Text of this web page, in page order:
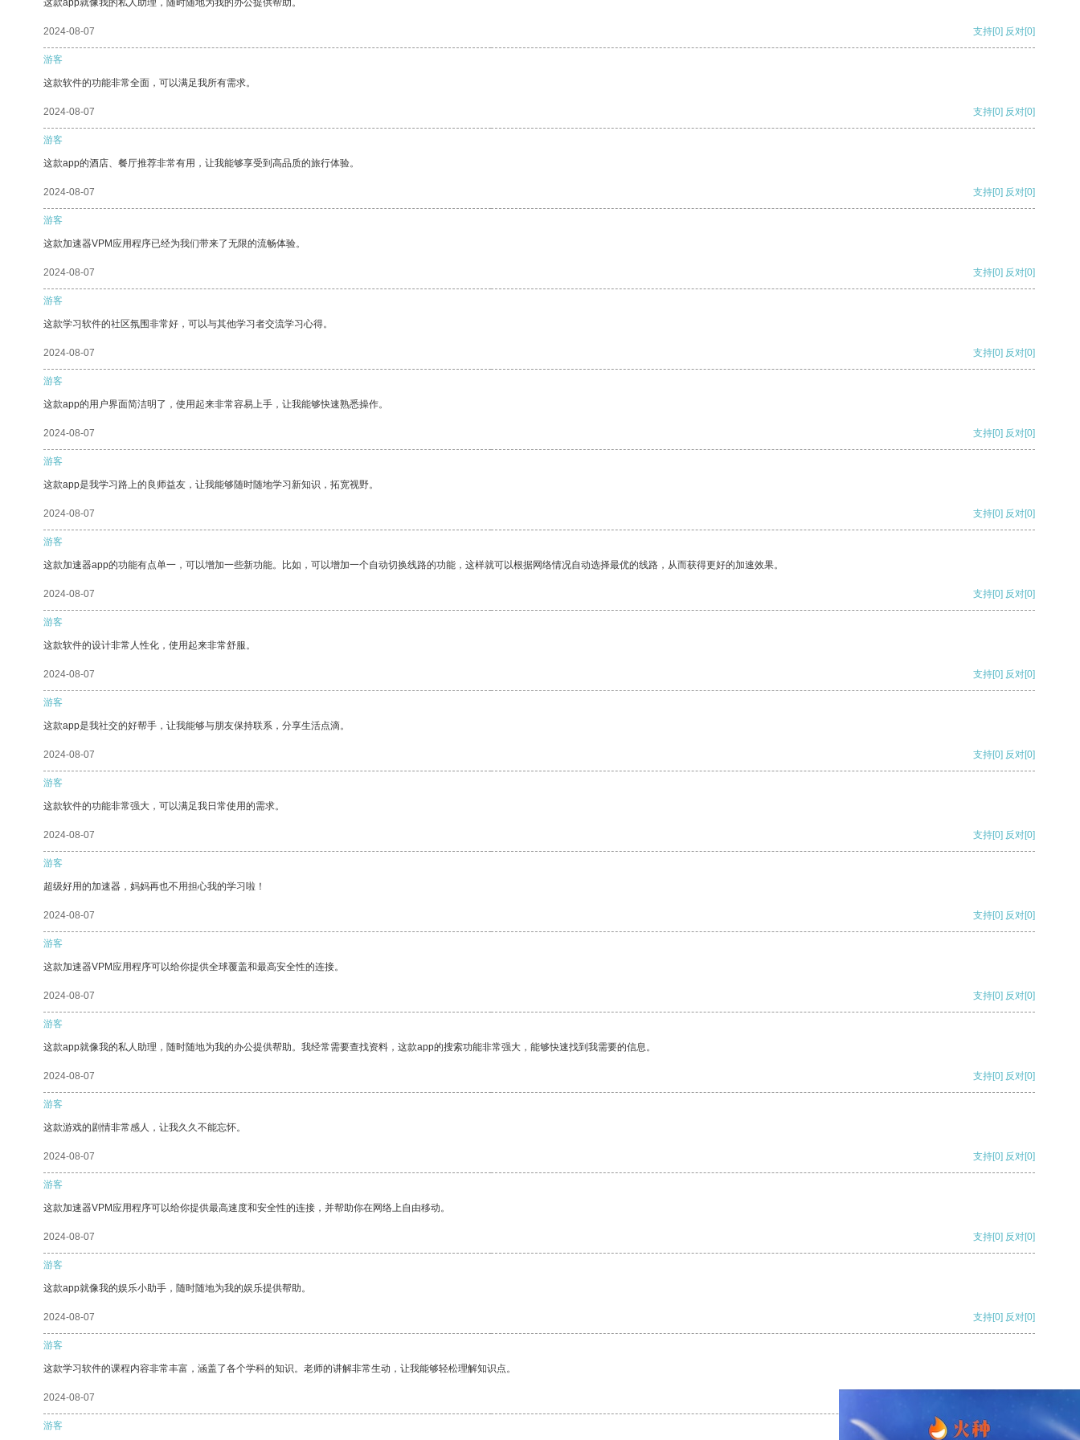
这款app就像我的私人助理，随时随地为我的办公提供帮助。
2024-08-07 支持[0] 反对[0]
游客
这款软件的功能非常全面，可以满足我所有需求。
2024-08-07 支持[0] 反对[0]
游客
这款app的酒店、餐厅推荐非常有用，让我能够享受到高品质的旅行体验。
2024-08-07 支持[0] 反对[0]
游客
这款加速器VPM应用程序已经为我们带来了无限的流畅体验。
2024-08-07 支持[0] 反对[0]
游客
这款学习软件的社区氛围非常好，可以与其他学习者交流学习心得。
2024-08-07 支持[0] 反对[0]
游客
这款app的用户界面简洁明了，使用起来非常容易上手，让我能够快速熟悉操作。
2024-08-07 支持[0] 反对[0]
游客
这款app是我学习路上的良师益友，让我能够随时随地学习新知识，拓宽视野。
2024-08-07 支持[0] 反对[0]
游客
这款加速器app的功能有点单一，可以增加一些新功能。比如，可以增加一个自动切换线路的功能，这样就可以根据网络情况自动选择最优的线路，从而获得更好的加速效果。
2024-08-07 支持[0] 反对[0]
游客
这款软件的设计非常人性化，使用起来非常舒服。
2024-08-07 支持[0] 反对[0]
游客
这款app是我社交的好帮手，让我能够与朋友保持联系，分享生活点滴。
2024-08-07 支持[0] 反对[0]
游客
这款软件的功能非常强大，可以满足我日常使用的需求。
2024-08-07 支持[0] 反对[0]
游客
超级好用的加速器，妈妈再也不用担心我的学习啦！
2024-08-07 支持[0] 反对[0]
游客
这款加速器VPM应用程序可以给你提供全球覆盖和最高安全性的连接。
2024-08-07 支持[0] 反对[0]
游客
这款app就像我的私人助理，随时随地为我的办公提供帮助。我经常需要查找资料，这款app的搜索功能非常强大，能够快速找到我需要的信息。
2024-08-07 支持[0] 反对[0]
游客
这款游戏的剧情非常感人，让我久久不能忘怀。
2024-08-07 支持[0] 反对[0]
游客
这款加速器VPM应用程序可以给你提供最高速度和安全性的连接，并帮助你在网络上自由移动。
2024-08-07 支持[0] 反对[0]
游客
这款app就像我的娱乐小助手，随时随地为我的娱乐提供帮助。
2024-08-07 支持[0] 反对[0]
游客
这款学习软件的课程内容非常丰富，涵盖了各个学科的知识。老师的讲解非常生动，让我能够轻松理解知识点。
2024-08-07
游客